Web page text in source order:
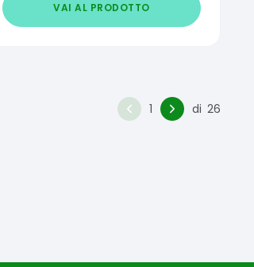
VAI AL PRODOTTO
1 di 26